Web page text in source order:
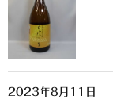
オリジナルラベル
店主おすすめ
数量限定
2023年8月11日